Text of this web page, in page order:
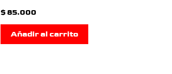
$85.000
Añadir al carrito